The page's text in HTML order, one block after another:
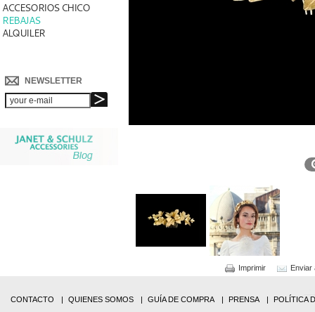
ACCESORIOS CHICO
REBAJAS
ALQUILER
NEWSLETTER
Enviar
Imprimir
CONTACTO QUIENES SOMOS GUÍA DE COMPRA PRENSA POLÍTICA